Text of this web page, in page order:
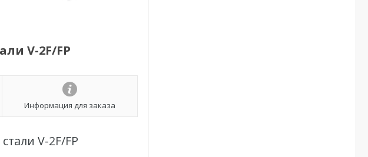
V-2F/FP
Информация для заказа
V-2F/FP